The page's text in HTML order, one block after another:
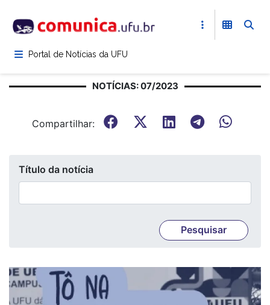
para
conteúdoPortal de Notícias da UFU
NOTÍCIAS: 07/2023
Compartilhar:
Título da notícia